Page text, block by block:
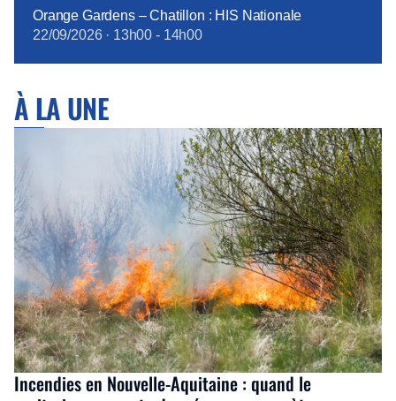
Orange Gardens – Chatillon : HIS Nationale
22/09/2026· 13h00 - 14h00
À LA UNE
Incendies en Nouvelle-Aquitaine : quand le